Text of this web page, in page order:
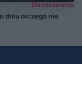
Dla mieszkańca
dniu niczego nie